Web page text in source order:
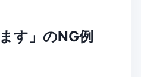
す」のNG例